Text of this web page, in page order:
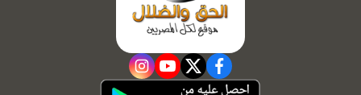
facebook
twitter
youtube
instagram